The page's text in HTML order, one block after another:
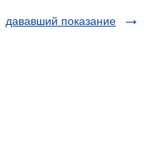
дававший показание